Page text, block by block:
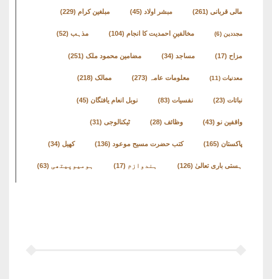
مالی قربانی (261) مبشر اولاد (45) مبلغین کرام (229)
مجددین (6) مخالفینِ احمدیت کا انجام (104) مذہب (52)
مزاح (17) مساجد (34) مضامین محمود ملک (251)
معدنیات (11) معلومات عامہ (273) ممالک (218)
نباتات (23) نفسیات (83) نوبل انعام یافتگان (45)
واقفین نو (43) وظائف (28) ٹیکنالوجی (31)
پاکستان (165) کتب حضرت مسیح موعود (136) کھیل (34)
ہستی باری تعالیٰ (126) ہندوازم (17) ہومیوپیتھی (63)